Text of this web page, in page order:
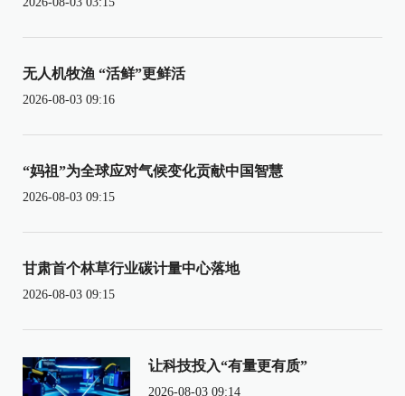
无人机牧渔 “活鲜”更鲜活
2026-08-03 09:16
“妈祖”为全球应对气候变化贡献中国智慧
2026-08-03 09:15
甘肃首个林草行业碳计量中心落地
2026-08-03 09:15
让科技投入“有量更有质”
2026-08-03 09:14